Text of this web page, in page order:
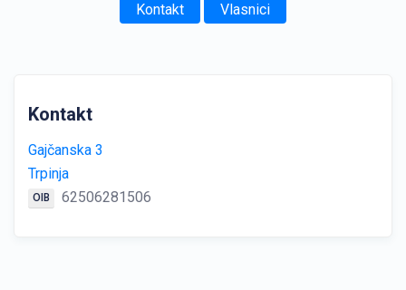
Kontakt Vlasnici
Kontakt
Gajčanska 3
Trpinja
OIB 62506281506